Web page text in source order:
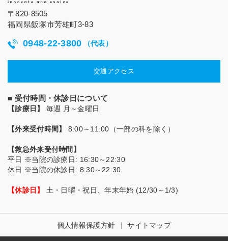
〒820-8505
福岡県飯塚市芳雄町3-83
0948-22-3800 （代表）
交通アクセス
■ 受付時間・休診日について
【診療日】 毎週 月～金曜日
【外来受付時間】 8:00～11:00（一部の科を除く）
【救急外来受付時間】
平日 ※当院の診療日: 16:30～22:30
休日 ※当院の休診日: 8:30～22:30
【休診日】 土・日曜・祝日、年末年始 (12/30～1/3)
個人情報保護方針 サイトマップ